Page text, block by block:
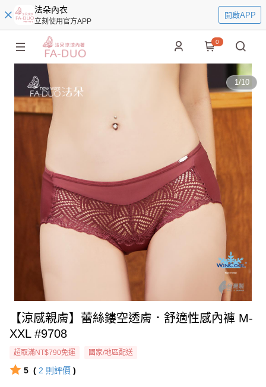
法朵內衣
立刻使用官方APP
開啟APP
0
1/10
【涼感親膚】蕾絲鏤空透膚．舒適性感內褲 M-
XXL #9708
超取滿NT$790免運 國家/地區配送
5 ( 2 則評價 )